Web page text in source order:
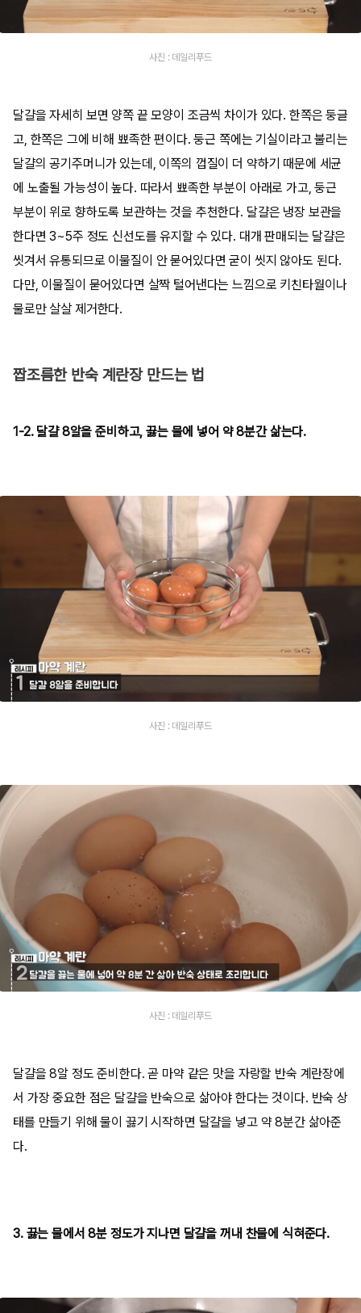
사진 : 데일리푸드
달걀을 자세히 보면 양쪽 끝 모양이 조금씩 차이가 있다. 한쪽은 둥글
고, 한쪽은 그에 비해 뾰족한 편이다. 둥근 쪽에는 기실이라고 불리는
달걀의 공기주머니가 있는데, 이쪽의 껍질이 더 약하기 때문에 세균
에 노출될 가능성이 높다. 따라서 뾰족한 부분이 아래로 가고, 둥근
부분이 위로 향하도록 보관하는 것을 추천한다. 달걀은 냉장 보관을
한다면 3~5주 정도 신선도를 유지할 수 있다. 대개 판매되는 달걀은
씻겨서 유통되므로 이물질이 안 묻어있다면 굳이 씻지 않아도 된다.
다만, 이물질이 묻어있다면 살짝 털어낸다는 느낌으로 키친타월이나
물로만 살살 제거한다.
짭조름한 반숙 계란장 만드는 법
1-2. 달걀 8알을 준비하고, 끓는 물에 넣어 약 8분간 삶는다.
사진 : 데일리푸드
사진 : 데일리푸드
달걀을 8알 정도 준비한다. 곧 마약 같은 맛을 자랑할 반숙 계란장에
서 가장 중요한 점은 달걀을 반숙으로 삶아야 한다는 것이다. 반숙 상
태를 만들기 위해 물이 끓기 시작하면 달걀을 넣고 약 8분간 삶아준
다.
3. 끓는 물에서 8분 정도가 지나면 달걀을 꺼내 찬물에 식혀준다.